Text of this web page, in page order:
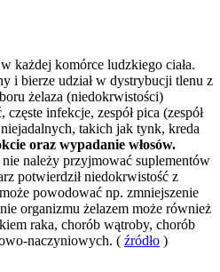
każdej komórce ludzkiego ciała.
i bierze udział w dystrybucji tlenu z
żelaza (niedokrwistości)
infekcje, zespół pica (zespół
takich jak tynk, kreda
oraz wypadanie włosów.
należy przyjmować suplementów
potwierdził niedokrwistość z
powodować np. zmniejszenie
organizmu żelazem może również
raka, chorób wątroby, chorób
naczyniowych. ( źródło )